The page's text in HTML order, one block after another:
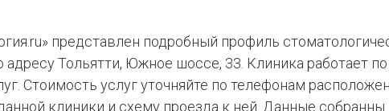
представлен подробный профиль
адресу Тольятти, Южное шоссе, 33. Клиника работает
Стоимость услуг уточняйте по телефонам
клиники и схему проезда к ней. Данные